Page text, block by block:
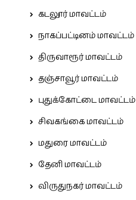
கடலூர் மாவட்டம்
நாகப்பட்டினம் மாவட்டம்
திருவாரூர் மாவட்டம்
தஞ்சாவூர் மாவட்டம்
புதுக்கோட்டை மாவட்டம்
சிவகங்கை மாவட்டம்
மதுரை மாவட்டம்
தேனி மாவட்டம்
விருதுநகர் மாவட்டம்